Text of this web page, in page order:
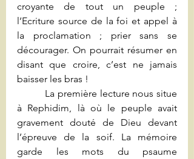
croyante de tout un peuple ;
l’Ecriture source de la foi et appel à
la proclamation ; prier sans se
décourager. On pourrait résumer en
disant que croire, c’est ne jamais
baisser les bras !
La première lecture nous situe
à Rephidim, là où le peuple avait
gravement douté de Dieu devant
l’épreuve de la soif. La mémoire
garde les mots du psaume